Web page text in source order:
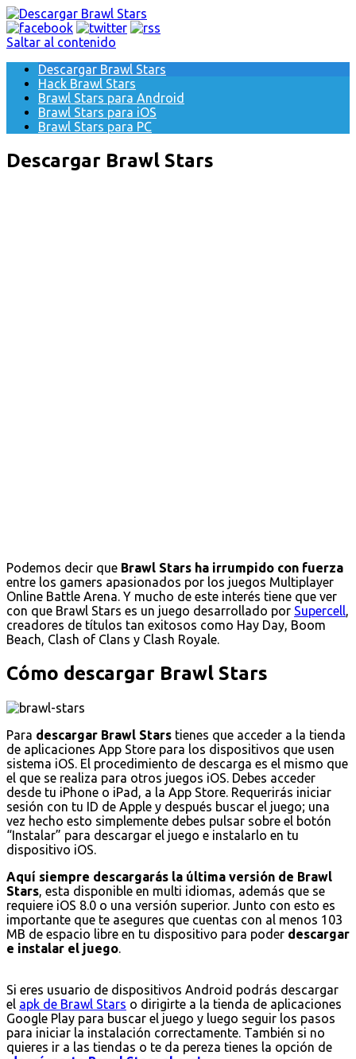
Saltar al contenido
Descargar Brawl Stars
Hack Brawl Stars
Brawl Stars para Android
Brawl Stars para iOS
Brawl Stars para PC
Descargar Brawl Stars
Podemos decir que Brawl Stars ha irrumpido con fuerza
entre los gamers apasionados por los juegos Multiplayer
Online Battle Arena. Y mucho de este interés tiene que ver
con que Brawl Stars es un juego desarrollado por Supercell,
creadores de títulos tan exitosos como Hay Day, Boom
Beach, Clash of Clans y Clash Royale.
Cómo descargar Brawl Stars
Para descargar Brawl Stars tienes que acceder a la tienda
de aplicaciones App Store para los dispositivos que usen
sistema iOS. El procedimiento de descarga es el mismo que
el que se realiza para otros juegos iOS. Debes acceder
desde tu iPhone o iPad, a la App Store. Requerirás iniciar
sesión con tu ID de Apple y después buscar el juego; una
vez hecho esto simplemente debes pulsar sobre el botón
“Instalar” para descargar el juego e instalarlo en tu
dispositivo iOS.
Aquí siempre descargarás la última versión de Brawl
Stars, esta disponible en multi idiomas, además que se
requiere iOS 8.0 o una versión superior. Junto con esto es
importante que te asegures que cuentas con al menos 103
MB de espacio libre en tu dispositivo para poder descargar
e instalar el juego.
Si eres usuario de dispositivos Android podrás descargar
el apk de Brawl Stars o dirigirte a la tienda de aplicaciones
Google Play para buscar el juego y luego seguir los pasos
para iniciar la instalación correctamente. También si no
quieres ir a las tiendas o te da pereza tienes la opción de